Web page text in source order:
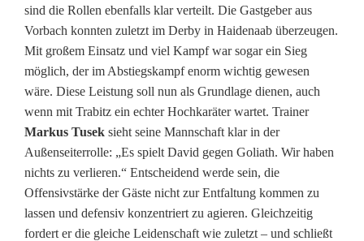
e
r
W
i
n
t
e
r
sind die Rollen ebenfalls klar verteilt. Die Gastgeber aus
Vorbach konnten zuletzt im Derby in Haidenaab überzeugen.
Mit großem Einsatz und viel Kampf war sogar ein Sieg
möglich, der im Abstiegskampf enorm wichtig gewesen
wäre. Diese Leistung soll nun als Grundlage dienen, auch
wenn mit Trabitz ein echter Hochkaräter wartet. Trainer
Markus Tusek sieht seine Mannschaft klar in der
Außenseiterrolle: „Es spielt David gegen Goliath. Wir haben
nichts zu verlieren.“ Entscheidend werde sein, die
Offensivstärke der Gäste nicht zur Entfaltung kommen zu
lassen und defensiv konzentriert zu agieren. Gleichzeitig
fordert er die gleiche Leidenschaft wie zuletzt – und schließt